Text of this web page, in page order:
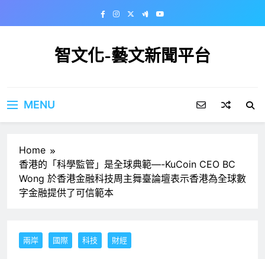
智文化-藝文新聞平台
MENU
Home
香港的「科學監管」是全球典範—-KuCoin CEO BC
Wong 於香港金融科技周主舞臺論壇表示香港為全球數
字金融提供了可信範本
兩岸 國際 科技 財經